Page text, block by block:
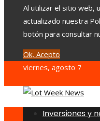
Al utilizar el sitio web,
actualizado nuestra
botón para consultar
Ok, Acepto
viernes, agosto 7
Inversiones y